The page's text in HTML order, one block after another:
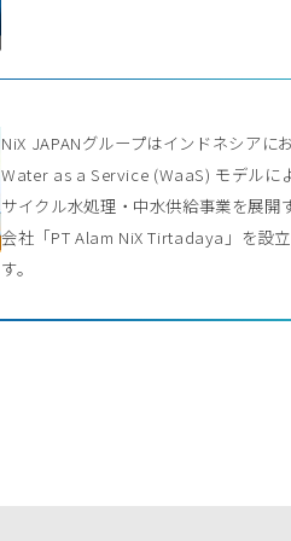
NiX JAPANグループはインドネシアに
Water as a Service (WaaS) モデルに
サイクル水処理・中水供給事業を展開
会社「PT Alam NiX Tirtadaya」を設
す。